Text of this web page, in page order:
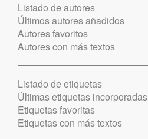
Listado de autores
Últimos autores añadidos
Autores favoritos
Autores con más textos
Listado de etiquetas
Últimas etiquetas incorporadas
Etiquetas favoritas
Etiquetas con más textos